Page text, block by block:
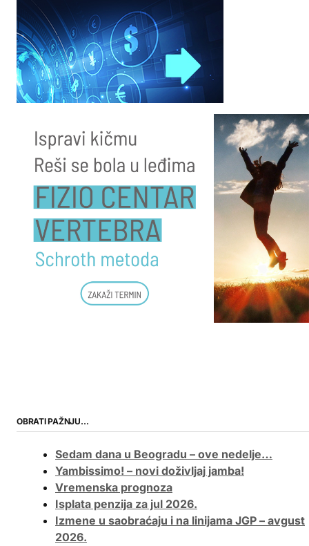
OBRATI PAŽNJU…
Sedam dana u Beogradu – ove nedelje…
Yambissimo! – novi doživljaj jamba!
Vremenska prognoza
Isplata penzija za jul 2026.
Izmene u saobraćaju i na linijama JGP – avgust
2026.